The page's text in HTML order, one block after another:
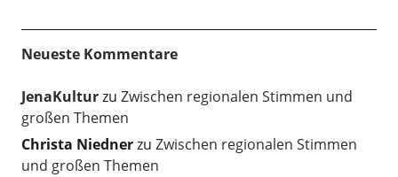
Neueste Kommentare
JenaKulturzu Zwischen regionalen Stimmen und
großen Themen
Christa Niednerzu Zwischen regionalen Stimmen
und großen Themen